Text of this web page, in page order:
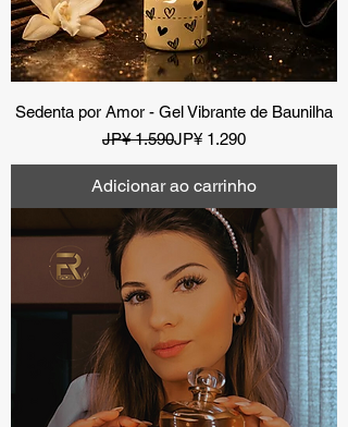
Sedenta por Amor - Gel Vibrante de Baunilha
Preço normal
JP¥ 1.590Preço promocional
JP¥ 1.290
Adicionar ao carrinho